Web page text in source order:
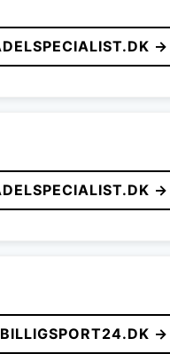
→
→
BILLIGSPORT24.DK →